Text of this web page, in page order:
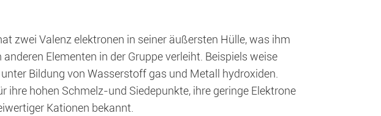
zwei Valenz elektronen in seiner äußersten Hülle, was ihm
Elementen in der Gruppe verleiht. Beispiels weise
Bildung von Wasserstoff gas und Metall hydroxiden.
ihre hohen Schmelz-und Siedepunkte, ihre geringe Elektrone
Kationen bekannt.